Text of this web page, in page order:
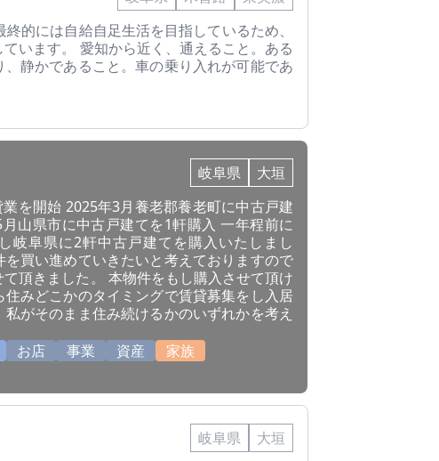
的には自給自足生活を目指しているため、
います。 愛知から近く、通えること。ある
静かであること。車の乗り入れが可能であ
岐阜県
大垣
を開始 2025年3月養老郡養老町に中古戸建
山県市に中古戸建てを1軒購入 一年程前に
岐阜県に2軒中古戸建てを購入いたしまし
買い進めていきたいと考えておりますので
頂きました。 本物件をもし購入させて頂け
住みどこかのタイミングで賃貸募集をし入居
がそのまま住み続けるかのいずれかを考え
お店 事業 資産 家族
岐阜県
大垣